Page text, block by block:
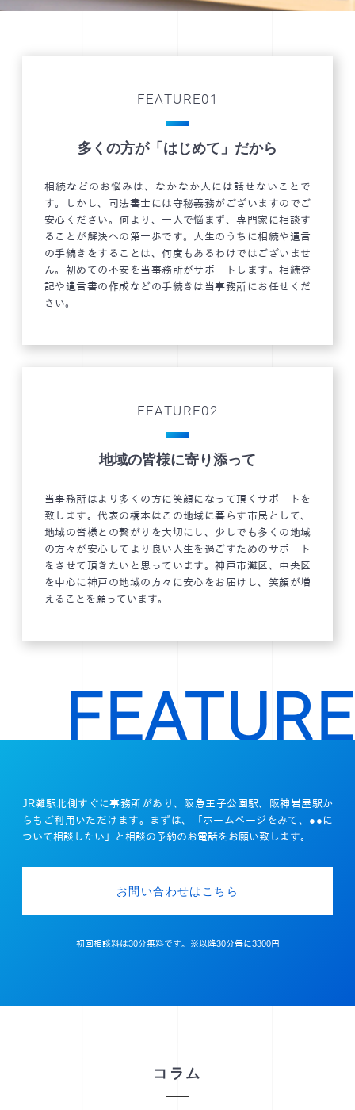
FEATURE01
多くの方が「はじめて」だから
相続などのお悩みは、なかなか人には話せないことで
す。しかし、司法書士には守秘義務がございますのでご
安心ください。何より、一人で悩まず、専門家に相談す
ることが解決への第一歩です。人生のうちに相続や遺言
の手続きをすることは、何度もあるわけではございませ
ん。初めての不安を当事務所がサポートします。相続登
記や遺言書の作成などの手続きは当事務所にお任せくだ
さい。
FEATURE02
地域の皆様に寄り添って
当事務所はより多くの方に笑顔になって頂くサポートを
致します。代表の橋本はこの地域に暮らす市民として、
地域の皆様との繋がりを大切にし、少しでも多くの地域
の方々が安心してより良い人生を過ごすためのサポート
をさせて頂きたいと思っています。神戸市灘区、中央区
を中心に神戸の地域の方々に安心をお届けし、笑顔が増
えることを願っています。
FEATURE
JR灘駅北側すぐに事務所があり、阪急王子公園駅、阪神岩屋駅か
らもご利用いただけます。
まずは、「ホームページをみて、●●に
ついて相談したい」と相談の予約のお電話をお願い致します。
お問い合わせはこちら
初回相談料は30分無料です。※以降30分毎に3300円
コラム